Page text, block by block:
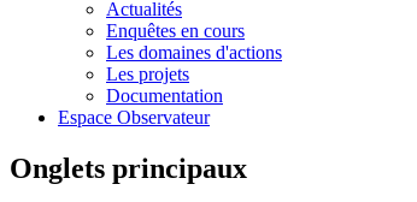
Actualités
Enquêtes en cours
Les domaines d'actions
Les projets
Documentation
Espace Observateur
Onglets principaux